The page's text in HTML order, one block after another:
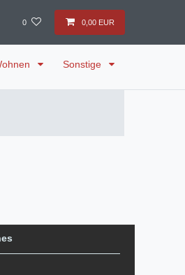
0 0,00 EUR
Sonstige